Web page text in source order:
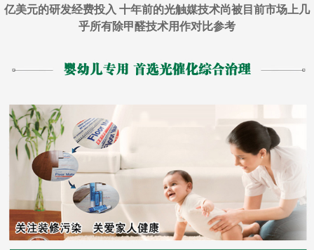
亿美元的研发经费投入 十年前的光触媒技术尚被目前市场上几
乎所有除甲醛技术用作对比参考